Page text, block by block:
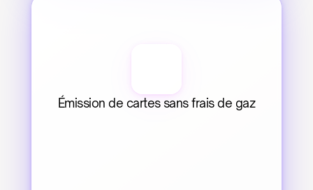
Émission de cartes sans frais de gaz